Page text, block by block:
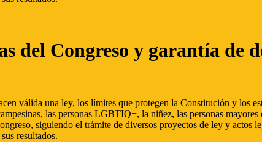
del Congreso y garantía de
válida una ley, los límites que protegen la Constitución y los
las personas LGBTIQ+, la niñez, las personas
siguiendo el trámite de diversos proyectos de ley y
resultados.